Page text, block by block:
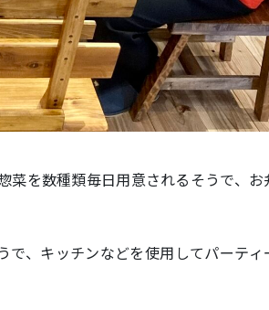
菜を数種類毎日用意されるそうで、お
で、キッチンなどを使用してパーティ